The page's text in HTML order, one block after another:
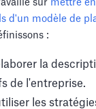
sur mettre
d'un modèle de
:
la
de l'entreprise.
les